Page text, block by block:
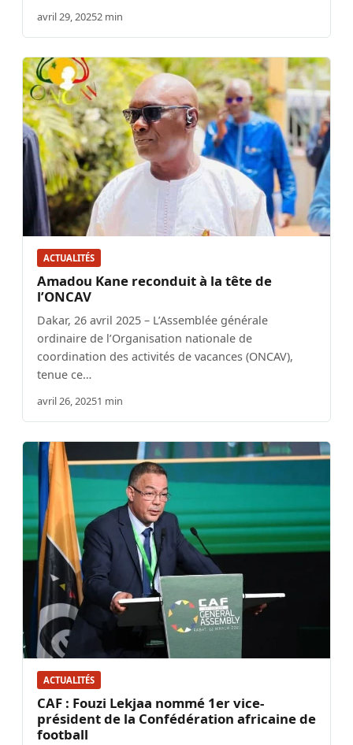
avril 29, 20252 min
ACTUALITÉS
Amadou Kane reconduit à la tête de
l’ONCAV
Dakar, 26 avril 2025 – L’Assemblée générale
ordinaire de l’Organisation nationale de
coordination des activités de vacances (ONCAV),
tenue ce…
avril 26, 20251 min
ACTUALITÉS
CAF : Fouzi Lekjaa nommé 1er vice-
président de la Confédération africaine de
football